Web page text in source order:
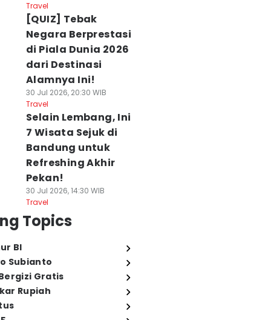
Travel
[QUIZ] Tebak
Negara Berprestasi
di Piala Dunia 2026
dari Destinasi
Alamnya Ini!
30 Jul 2026, 20:30 WIB
Travel
Selain Lembang, Ini
7 Wisata Sejuk di
Bandung untuk
Refreshing Akhir
Pekan!
30 Jul 2026, 14:30 WIB
Travel
Topics
BI
Subianto
Gratis
Rupiah